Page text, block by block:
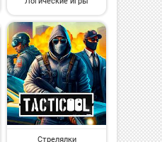
Стрелялки